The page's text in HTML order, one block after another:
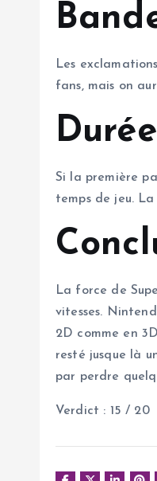
Les
fans, mais on
Si la première
temps de jeu.
La force de
vitesses.
2D comme en
resté jusque là
par perdre
Verdict : 15 / 20